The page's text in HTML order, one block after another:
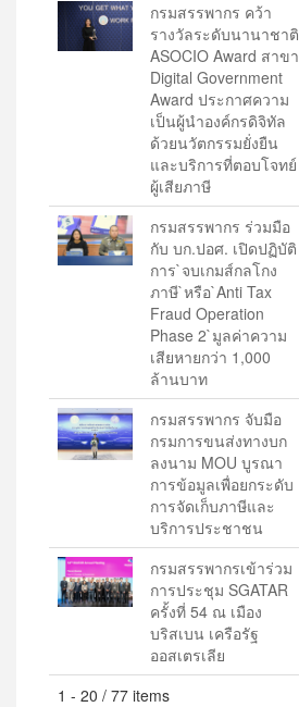
กรมสรรพากร คว้า
รางวัลระดับนานาชาติ
ASOCIO Award สาขา
Digital Government
Award ประกาศความ
เป็นผู้นำองค์กรดิจิทัล
ด้วยนวัตกรรมยั่งยืน
และบริการที่ตอบโจทย์
ผู้เสียภาษี
กรมสรรพากร ร่วมมือ
กับ บก.ปอศ. เปิดปฏิบัติ
การ`จบเกมส์กลโกง
ภาษี`หรือ`Anti Tax
Fraud Operation
Phase 2`มูลค่าความ
เสียหายกว่า 1,000
ล้านบาท
กรมสรรพากร จับมือ
กรมการขนส่งทางบก
ลงนาม MOU บูรณา
การข้อมูลเพื่อยกระดับ
การจัดเก็บภาษีและ
บริการประชาชน
กรมสรรพากรเข้าร่วม
การประชุม SGATAR
ครั้งที่ 54 ณ เมือง
บริสเบน เครือรัฐ
ออสเตรเลีย
1 - 20 / 77 items